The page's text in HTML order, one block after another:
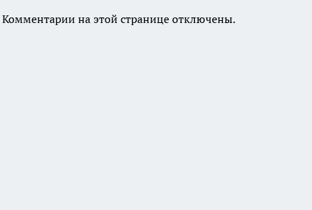
Комментарии на этой странице отключены.